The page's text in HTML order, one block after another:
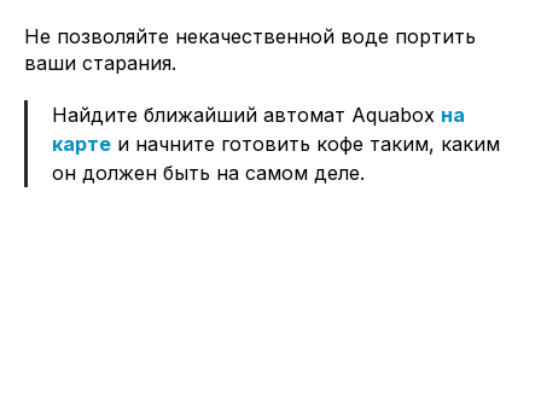
Не позволяйте некачественной воде портить
ваши старания.
Найдите ближайший автомат Aquabox на
карте и начните готовить кофе таким, каким
он должен быть на самом деле.